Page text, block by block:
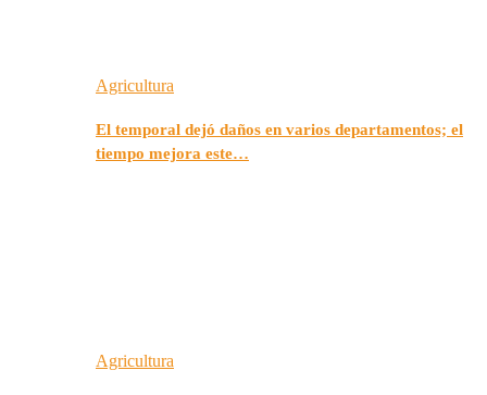
Agricultura
El temporal dejó daños en varios departamentos; el
tiempo mejora este…
Agricultura